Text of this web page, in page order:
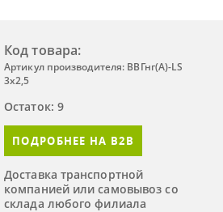
Код товара:
Артикул производителя: ВВГнг(A)-LS
3х2,5
Остаток: 9
ПОДРОБНЕЕ НА B2B
Доставка транспортной
компанией или самовывоз со
склада любого филиала